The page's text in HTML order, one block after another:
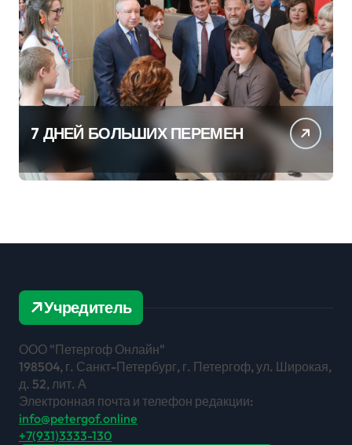
7 ДНЕЙ БОЛЬШИХ ПЕРЕМЕН
Учредитель
ООО "Петергоф Онлайн"
198504, г. Санкт-Петербург, г. Петергоф, ул. Широкая,
д. 52, лит. А
Электронная почта и телефон редакции:
info@petergof.online
+7(931)3333-130